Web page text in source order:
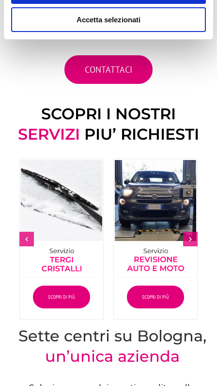
Accetta selezionati
tuo borsellino digital. Potrai utilizzare il tuo
per acquisti successivi di pneumatici o
servizi meccanica fino al 30 giugno 2025.
CONTATTACI
SCOPRI I NOSTRI
SERVIZI PIU’ RICHIESTI
SCOPRI DI PIÙ SCOPRI DI PIÙ
Sette centri su Bologna,
un’unica azienda